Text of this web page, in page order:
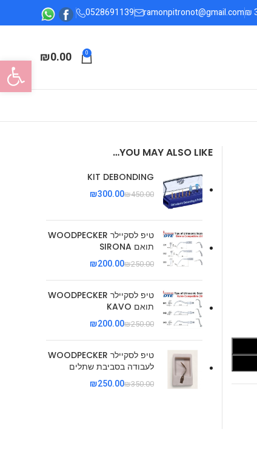
פתח
ramonpitronot@gmail.com
0528691139
0
₪0.00
YOU MAY ALSO LIKE…
KIT DEBONDING
₪450.00
₪300.00
טיפ לסקיילר WOODPECKER
תואם SIRONA
₪250.00
₪200.00
טיפ לסקיילר WOODPECKER
תואם KAVO
₪250.00
₪200.00
טיפ לסקיילר WOODPECKER
לעבודה בסביבת שתלים
₪350.00
₪250.00